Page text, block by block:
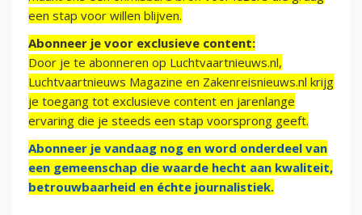
een stap voor willen blijven.
Abonneer je voor exclusieve content:
Door je te abonneren op Luchtvaartnieuws.nl,
Luchtvaartnieuws Magazine en Zakenreisnieuws.nl krijg
je toegang tot exclusieve content en jarenlange
ervaring die je steeds een stap voorsprong geeft.
Abonneer je vandaag nog en word onderdeel van
een gemeenschap die waarde hecht aan kwaliteit,
betrouwbaarheid en échte journalistiek.